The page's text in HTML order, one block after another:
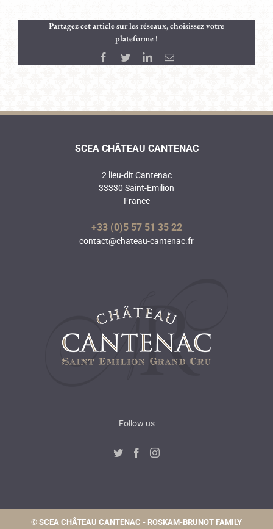
Partagez cet article sur les réseaux, choisissez votre
plateforme !
Facebook
TwitterLinkedInEmail
SCEA CHÂTEAU CANTENAC
2 lieu-dit Cantenac
33330 Saint-Emilion
France
+33 (0)5 57 51 35 22
contact@chateau-cantenac.fr
Follow us
© SCEA CHÂTEAU CANTENAC - ROSKAM-BRUNOT FAMILY